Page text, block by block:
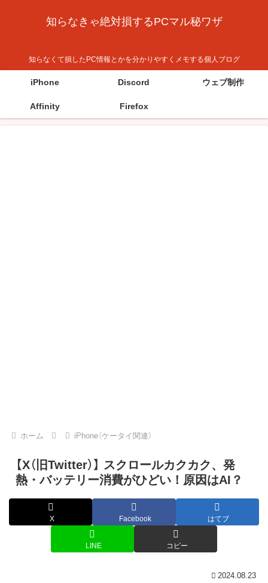
知らなきゃ絶対損するPCマル秘ワザ
知らなくて損したPC情報とかを分かりやすくメモする個人ブログ
iPhone Discord ウェブ制作
Affinity Firefox
ホーム iPhone（ケータイ関連）
【X（旧Twitter）】 スクロールカクカク、発
熱・バッテリー消費がひどい！原因はAI？
X Facebook はてブ
LINE コピー
2024.08.23